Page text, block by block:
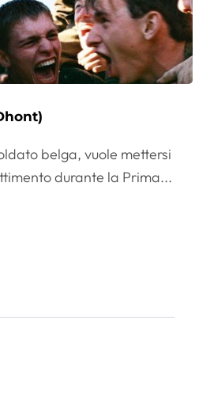
belga, vuole mettersi
durante la Prima...